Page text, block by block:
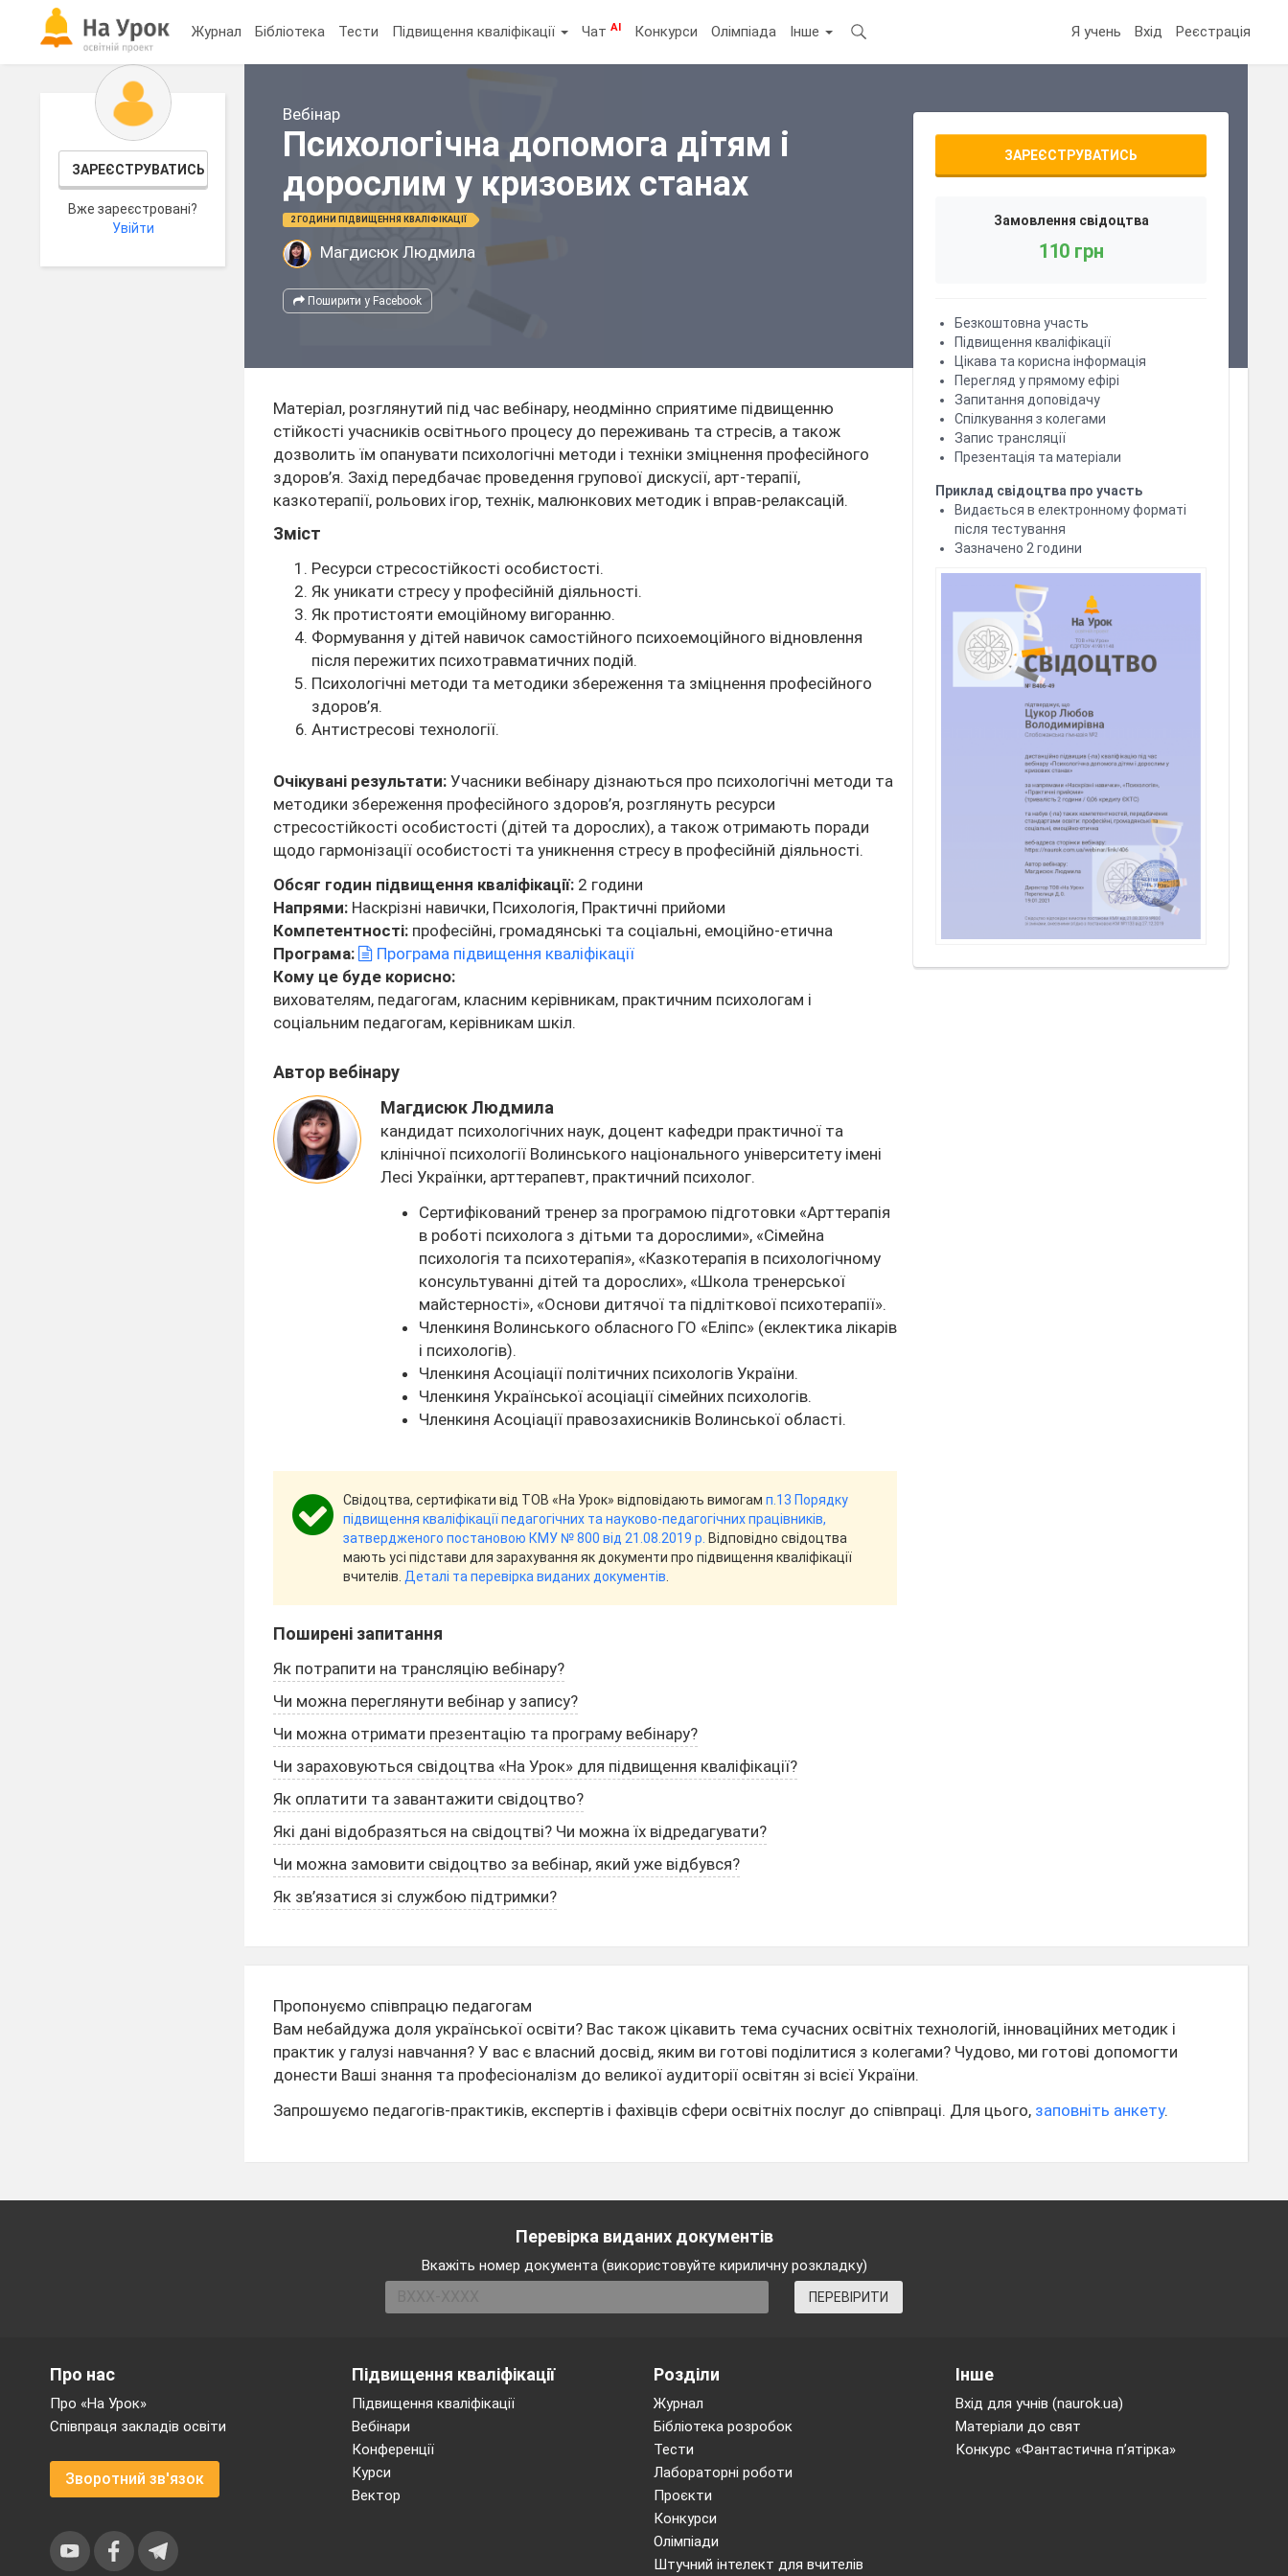
Журнал Бібліотека Тести Підвищення кваліфікації ЧатAI Конкурси Олімпіада Інше Я учень Вхід Реєстрація
ЗАРЕЄСТРУВАТИСЬ
Вже зареєстровані?
Увійти
Вебінар
Психологічна допомога дітям і
дорослим у кризових станах
2 ГОДИНИ ПІДВИЩЕННЯ КВАЛІФІКАЦІЇ
Магдисюк Людмила
Поширити у Facebook
ЗАРЕЄСТРУВАТИСЬ
Замовлення свідоцтва
110 грн
Безкоштовна участь
Підвищення кваліфікації
Цікава та корисна інформація
Перегляд у прямому ефірі
Запитання доповідачу
Спілкування з колегами
Запис трансляції
Презентація та матеріали
Приклад свідоцтва про участь
Видається в електронному форматі
після тестування
Зазначено 2 години
Матеріал, розглянутий під час вебінару, неодмінно сприятиме підвищенню
стійкості учасників освітнього процесу до переживань та стресів, а також
дозволить їм опанувати психологічні методи і техніки зміцнення професійного
здоров’я. Захід передбачає проведення групової дискусії, арт-терапії,
казкотерапії, рольових ігор, технік, малюнкових методик і вправ-релаксацій.
Зміст
Ресурси стресостійкості особистості.
Як уникати стресу у професійній діяльності.
Як протистояти емоційному вигоранню.
Формування у дітей навичок самостійного психоемоційного відновлення
після пережитих психотравматичних подій.
Психологічні методи та методики збереження та зміцнення професійного
здоров’я.
Антистресові технології.
Очікувані результати: Учасники вебінару дізнаються про психологічні методи та
методики збереження професійного здоров’я, розглянуть ресурси
стресостійкості особистості (дітей та дорослих), а також отримають поради
щодо гармонізації особистості та уникнення стресу в професійній діяльності.
Обсяг годин підвищення кваліфікації: 2 години
Напрями: Наскрізні навички, Психологія, Практичні прийоми
Компетентності: професійні, громадянські та соціальні, емоційно-етична
Програма:
Програма підвищення кваліфікації
Кому це буде корисно:
вихователям, педагогам, класним керівникам, практичним психологам і
соціальним педагогам, керівникам шкіл.
Автор вебінару
Магдисюк Людмила
кандидат психологічних наук, доцент кафедри практичної та
клінічної психології Волинського національного університету імені
Лесі Українки, арттерапевт, практичний психолог.
Сертифікований тренер за програмою підготовки «Арттерапія
в роботі психолога з дітьми та дорослими», «Сімейна
психологія та психотерапія», «Казкотерапія в психологічному
консультуванні дітей та дорослих», «Школа тренерської
майстерності», «Основи дитячої та підліткової психотерапії».
Членкиня Волинського обласного ГО «Еліпс» (еклектика лікарів
і психологів).
Членкиня Асоціації політичних психологів України.
Членкиня Української асоціації сімейних психологів.
Членкиня Асоціації правозахисників Волинської області.
Свідоцтва, сертифікати від ТОВ «На Урок» відповідають вимогам п.13 Порядку
підвищення кваліфікації педагогічних та науково-педагогічних працівників,
затвердженого постановою КМУ № 800 від 21.08.2019 р. Відповідно свідоцтва
мають усі підстави для зарахування як документи про підвищення кваліфікації
вчителів. Деталі та перевірка виданих документів
Поширені запитання
Як потрапити на трансляцію вебінару?
Чи можна переглянути вебінар у запису?
Чи можна отримати презентацію та програму вебінару?
Чи зараховуються свідоцтва «На Урок» для підвищення кваліфікації?
Як оплатити та завантажити свідоцтво?
Які дані відобразяться на свідоцтві? Чи можна їх відредагувати?
Чи можна замовити свідоцтво за вебінар, який уже відбувся?
Як зв’язатися зі службою підтримки?
Пропонуємо співпрацю педагогам
Вам небайдужа доля української освіти? Вас також цікавить тема сучасних освітніх технологій, інноваційних методик і
практик у галузі навчання? У вас є власний досвід, яким ви готові поділитися з колегами? Чудово, ми готові допомогти
донести Ваші знання та професіоналізм до великої аудиторії освітян зі всієї України.
Запрошуємо педагогів-практиків, експертів і фахівців сфери освітніх послуг до співпраці. Для цього, заповніть анкету.
Перевірка виданих документів
Вкажіть номер документа (використовуйте кириличну розкладку)
ПЕРЕВІРИТИ
Підвищення кваліфікації
Підвищення кваліфікації
Вебінари
Конференції
Курси
Вектор
Розділи
Журнал
Бібліотека розробок
Тести
Лабораторні роботи
Проєкти
Конкурси
Олімпіади
Штучний інтелект для вчителів
Про нас
Про «На Урок»
Співпраця закладів освіти
Зворотний зв'язок
Інше
Вхід для учнів (naurok.ua)
Матеріали до свят
Конкурс «Фантастична п’ятірка»